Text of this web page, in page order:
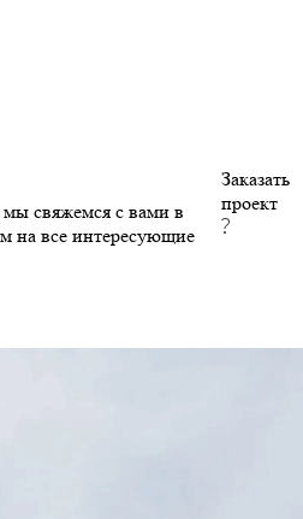
свяжемся с вами в
на все интересующие
Заказать
проект